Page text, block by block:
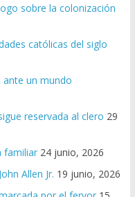
sobre la colonización
católicas del siglo
ante un mundo
reservada al clero 29
familiar 24 junio, 2026
Allen Jr. 19 junio, 2026